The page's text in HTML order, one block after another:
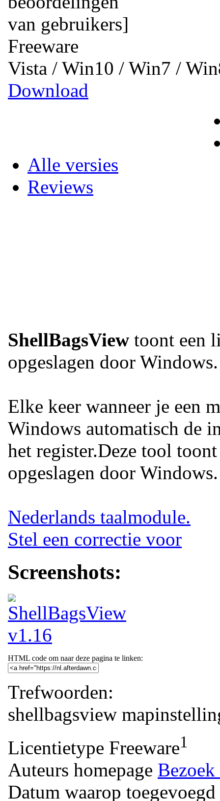
Freeware
Vista / Win10 / Win7 /
Download
Alle versies
Reviews
ShellBagsView toont een
opgeslagen door Windows.
Elke keer wanneer je een
Windows automatisch de
het register.Deze tool
opgeslagen door Windows.
Nederlands taalmodule.
Stel een correctie voor
Screenshots:
HTML code om naar deze pagina te linken:
Trefwoorden:
shellbagsview
Licentietype Freeware1
Auteurs homepage
Datum waarop toegevoegd